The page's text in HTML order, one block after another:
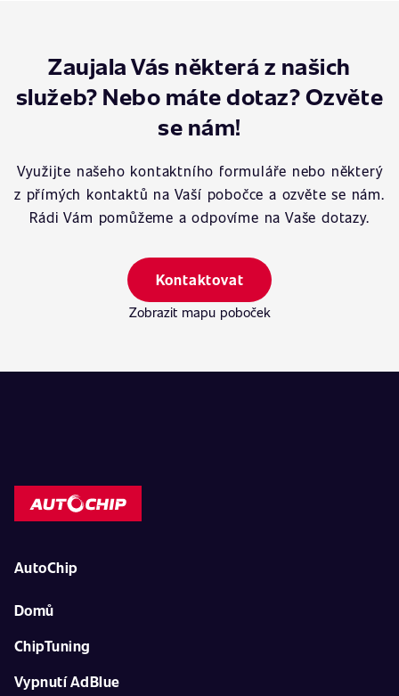
Zaujala Vás některá z našich
služeb? Nebo máte dotaz? Ozvěte
se nám!
Využijte našeho kontaktního formuláře nebo některý
z přímých kontaktů na Vaší pobočce a ozvěte se nám.
Rádi Vám pomůžeme a odpovíme na Vaše dotazy.
Kontaktovat
Zobrazit mapu poboček
AutoChip
Domů
ChipTuning
Vypnutí AdBlue